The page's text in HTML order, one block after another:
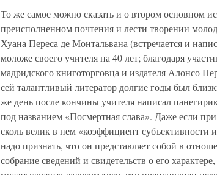
То же самое можно сказать и о втором основном
преисполненном почтения и лести творении
Хуана Переса де Монтальвана (встречается и
моложе своего учителя на 40 лет; благодаря
мадридского книготорговца и издателя Алонсо
сей талантливый литератор долгие годы был
же день после кончины учителя написал
под названием «Посмертная слава». Даже если
сколь велик в нем «коэффициент субъективности
надо признать, что он представляет собой в
собрание сведений и свидетельств о его